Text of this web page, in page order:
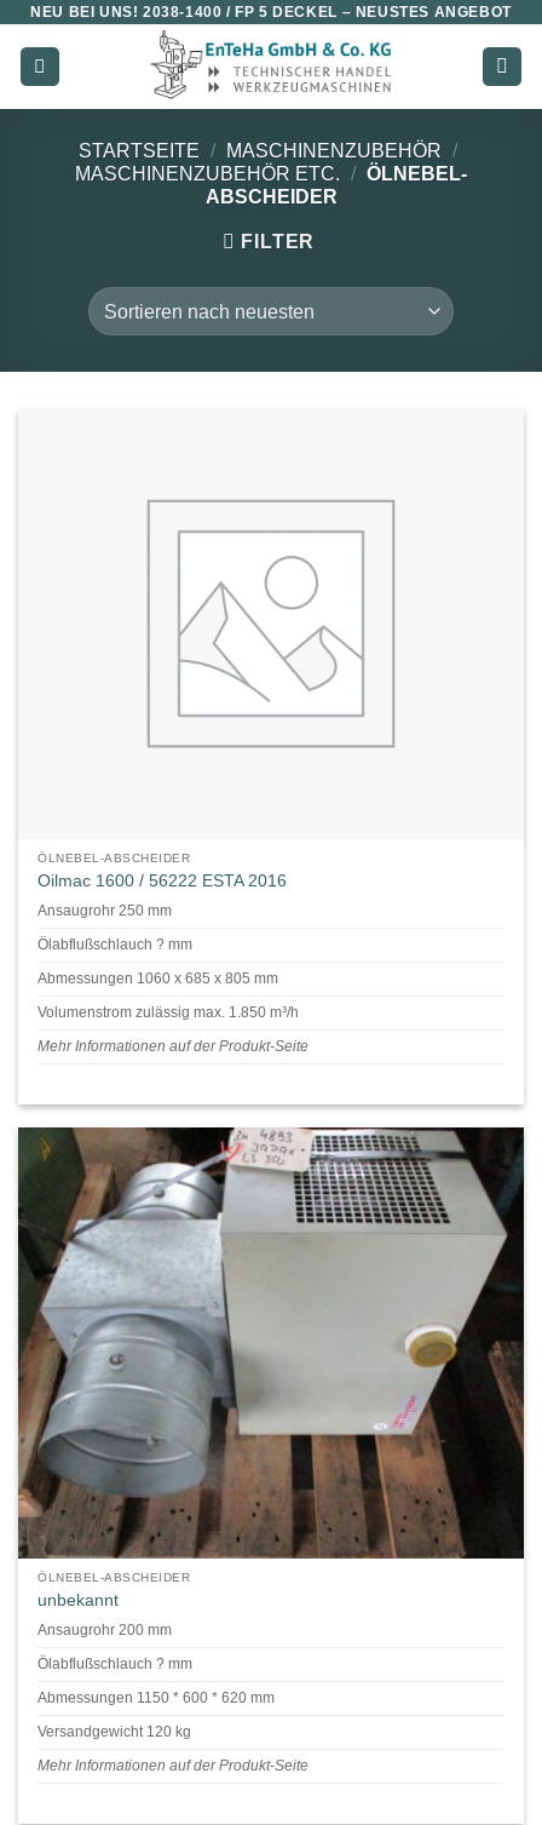
Zum
Inhalt
springen
NEU BEI UNS!2038-1400 / FP 5 DECKEL – NEUSTES ANGEBOT
STARTSEITE / MASCHINENZUBEHÖR /
MASCHINENZUBEHÖR ETC. / ÖLNEBEL-
ABSCHEIDER
FILTER
ÖLNEBEL-ABSCHEIDER
Oilmac 1600 / 56222 ESTA 2016
Ansaugrohr 250 mm
Ölabflußschlauch ? mm
Abmessungen 1060 x 685 x 805 mm
Volumenstrom zulässig max. 1.850 m³/h
Mehr Informationen auf der Produkt-Seite
ÖLNEBEL-ABSCHEIDER
unbekannt
Ansaugrohr 200 mm
Ölabflußschlauch ? mm
Abmessungen 1150 * 600 * 620 mm
Versandgewicht 120 kg
Mehr Informationen auf der Produkt-Seite